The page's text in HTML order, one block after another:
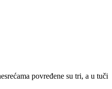
povređene su tri, a u tuči